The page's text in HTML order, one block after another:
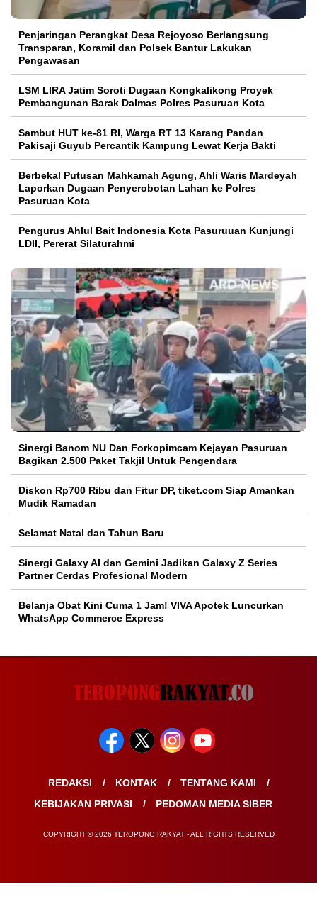
Penjaringan Perangkat Desa Rejoyoso Berlangsung
Transparan, Koramil dan Polsek Bantur Lakukan
Pengawasan
LSM LIRA Jatim Soroti Dugaan Kongkalikong Proyek
Pembangunan Barak Dalmas Polres Pasuruan Kota
Sambut HUT ke-81 RI, Warga RT 13 Karang Pandan
Pakisaji Guyub Percantik Kampung Lewat Kerja Bakti
Berbekal Putusan Mahkamah Agung, Ahli Waris Mardeyah
Laporkan Dugaan Penyerobotan Lahan ke Polres
Pasuruan Kota
Pengurus Ahlul Bait Indonesia Kota Pasuruuan Kunjungi
LDII, Pererat Silaturahmi
Sinergi Banom NU Dan Forkopimcam Kejayan Pasuruan
Bagikan 2.500 Paket Takjil Untuk Pengendara
Diskon Rp700 Ribu dan Fitur DP, tiket.com Siap Amankan
Mudik Ramadan
Selamat Natal dan Tahun Baru
Sinergi Galaxy AI dan Gemini Jadikan Galaxy Z Series
Partner Cerdas Profesional Modern
Belanja Obat Kini Cuma 1 Jam! VIVA Apotek Luncurkan
WhatsApp Commerce Express
REDAKSI KONTAK
TENTANG KAMI
KEBIJAKAN PRIVASI
PEDOMAN MEDIA SIBER
COPYRIGHT © 2026 TEROPONG RAKYAT - ALL RIGHTS RESERVED